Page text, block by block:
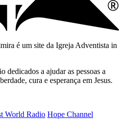
é um site da Igreja Adventista in
dedicados a ajudar as pessoas a
cura e esperança em Jesus.
World Radio Hope Channel